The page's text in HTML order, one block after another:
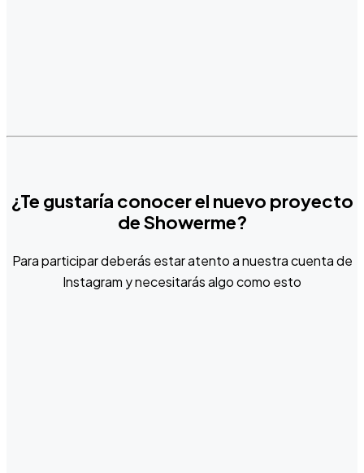
¿Te gustaría conocer el nuevo proyecto
de Showerme?
Para participar deberás estar atento a nuestra cuenta de
Instagram y necesitarás algo como esto